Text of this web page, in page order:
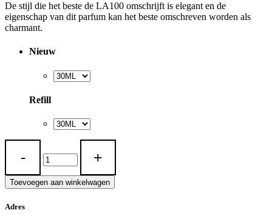
De stijl die het beste de LA100 omschrijft is elegant en de
eigenschap van dit parfum kan het beste omschreven worden als
charmant.
Nieuw
Refill
LA
Toevoegen aan winkelwagen
Adres